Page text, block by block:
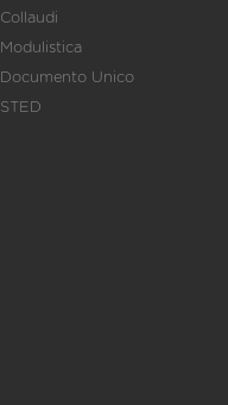
Collaudi
Modulistica
Documento Unico
STED